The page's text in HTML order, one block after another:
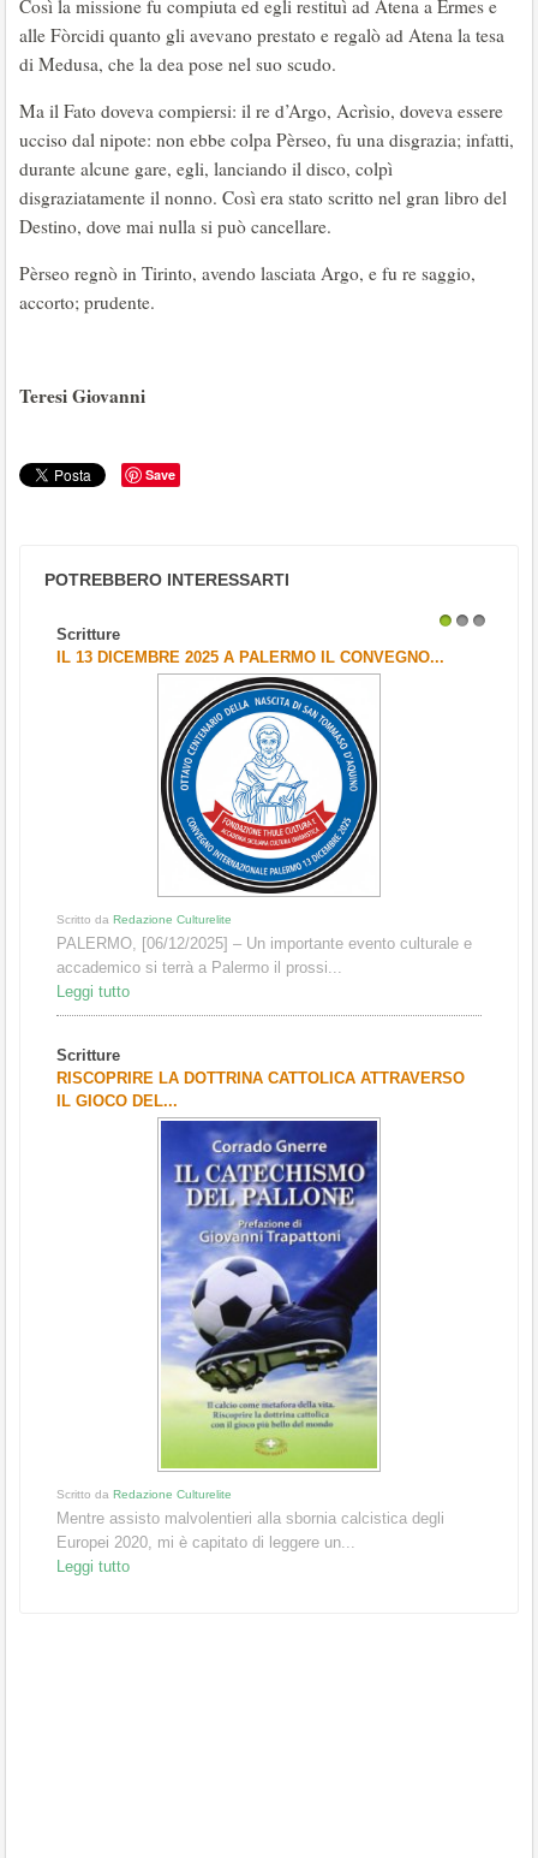
Così la missione fu compiuta ed egli restituì ad Atena a Èrmes e
alle Fòrcidi quanto gli avevano prestato e regalò ad Atena la tesa
di Medusa, che la dea pose nel suo scudo.
Ma il Fato doveva compiersi: il re d’Argo, Acrìsio, doveva essere
ucciso dal nipote: non ebbe colpa Pèrseo, fu una disgrazia; infatti,
durante alcune gare, egli, lanciando il disco, colpì
disgraziatamente il nonno. Così era stato scritto nel gran libro del
Destino, dove mai nulla si può cancellare.
Pèrseo regnò in Tirinto, avendo lasciata Argo, e fu re saggio,
accorto; prudente.
Teresi Giovanni
Save
POTREBBERO INTERESSARTI
Scritture
IL 13 DICEMBRE 2025 A PALERMO IL CONVEGNO...
Scritto da Redazione Culturelite
PALERMO, [06/12/2025] – Un importante evento culturale e
accademico si terrà a Palermo il prossi...
Leggi tutto
Scritture
RISCOPRIRE LA DOTTRINA CATTOLICA ATTRAVERSO
IL GIOCO DEL...
Scritto da Redazione Culturelite
Mentre assisto malvolentieri alla sbornia calcistica degli
Europei 2020, mi è capitato di leggere un...
Leggi tutto